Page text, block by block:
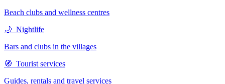
Beach clubs and wellness centres
🌙 Nightlife
Bars and clubs in the villages
🧭 Tourist services
Guides, rentals and travel services